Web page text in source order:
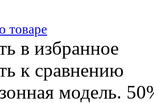
товаре
в избранное
к сравнению
модель.